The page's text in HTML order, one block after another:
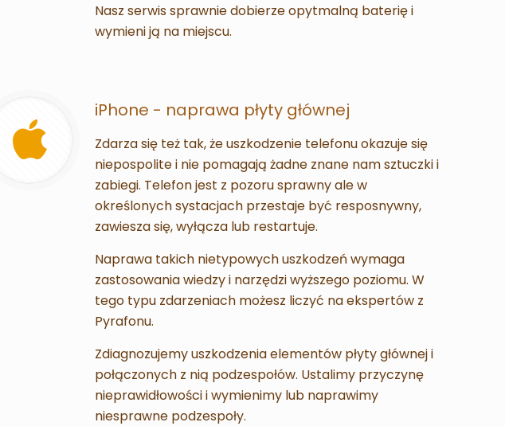
Nasz serwis sprawnie dobierze opytmalną baterię i
wymieni ją na miejscu.
iPhone - naprawa płyty głównej
Zdarza się też tak, że uszkodzenie telefonu okazuje się
niepospolite i nie pomagają żadne znane nam sztuczki i
zabiegi. Telefon jest z pozoru sprawny ale w
określonych systacjach przestaje być resposnywny,
zawiesza się, wyłącza lub restartuje.
Naprawa takich nietypowych uszkodzeń wymaga
zastosowania wiedzy i narzędzi wyższego poziomu. W
tego typu zdarzeniach możesz liczyć na ekspertów z
Pyrafonu.
Zdiagnozujemy uszkodzenia elementów płyty głównej i
połączonych z nią podzespołów. Ustalimy przyczynę
nieprawidłowości i wymienimy lub naprawimy
niesprawne podzespoły.